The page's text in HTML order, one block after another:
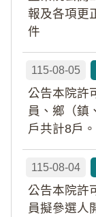
報及各項更
件
115-08-05
公告本院許
員、鄉（鎮
戶共計8戶
115-08-04
公告本院許
員擬參選人